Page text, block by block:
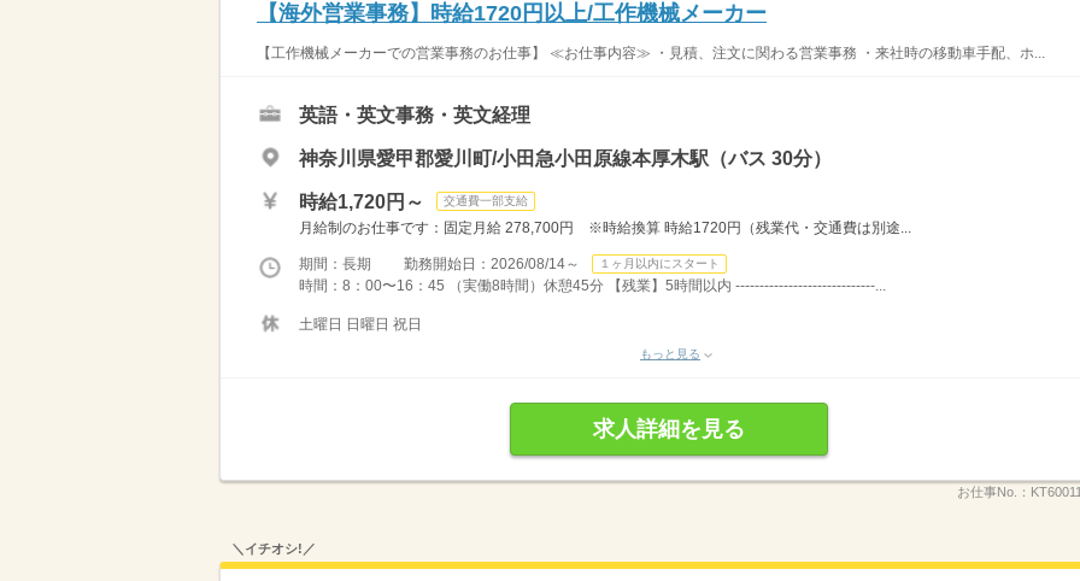
【海外営業事務】時給1720円以上/工作機械メーカー
【工作機械メーカーでの営業事務のお仕事】 ≪お仕事内容≫ ・見積、注文に関わる営業事務 ・来社時の移動車手配、ホ...
英語・英文事務・英文経理
神奈川県愛甲郡愛川町/小田急小田原線本厚木駅（バス 30分）
時給1,720円～ 交通費一部支給
月給制のお仕事です：固定月給 278,700円 ※時給換算 時給1720円（残業代・交通費は別途...
期間：長期 勤務開始日：2026/08/14～ １ヶ月以内にスタート
時間：8：00〜16：45 （実働8時間）休憩45分 【残業】5時間以内 -----------------------------...
土曜日 日曜日 祝日
もっと見る
求人詳細を見る
お仕事No.：
＼イチオシ!／